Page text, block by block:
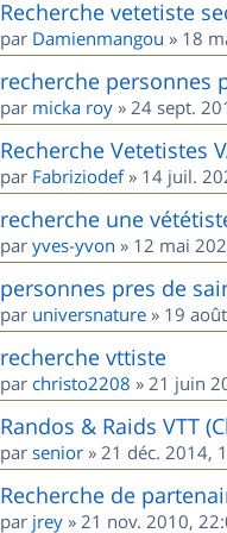
Recherche vetetiste
par Damienmangou » 18
recherche personnes
par micka roy » 24 sept.
Recherche Vetetistes
par Fabriziodef» 14 juil.
recherche une
par yves-yvon » 12 mai
personnes pres de
par universnature » 19
recherche vttiste
par christo2208 » 21 juin
Randos & Raids VTT
par senior » 21 déc. 2014,
Recherche de
par jrey » 21 nov. 2010,